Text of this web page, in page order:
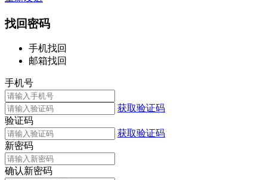
找回密码
手机找回
邮箱找回
手机号
获取验证码
验证码
获取验证码
新密码
确认新密码